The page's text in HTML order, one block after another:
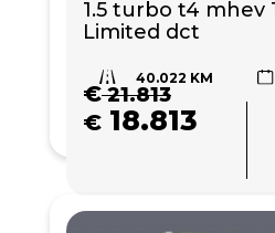
1.5 turbo t4 mhev
Limited dct
40.022 KM
€21.813
€ 18.813